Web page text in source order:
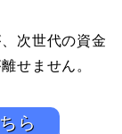
次世代の資金
せません。
ら